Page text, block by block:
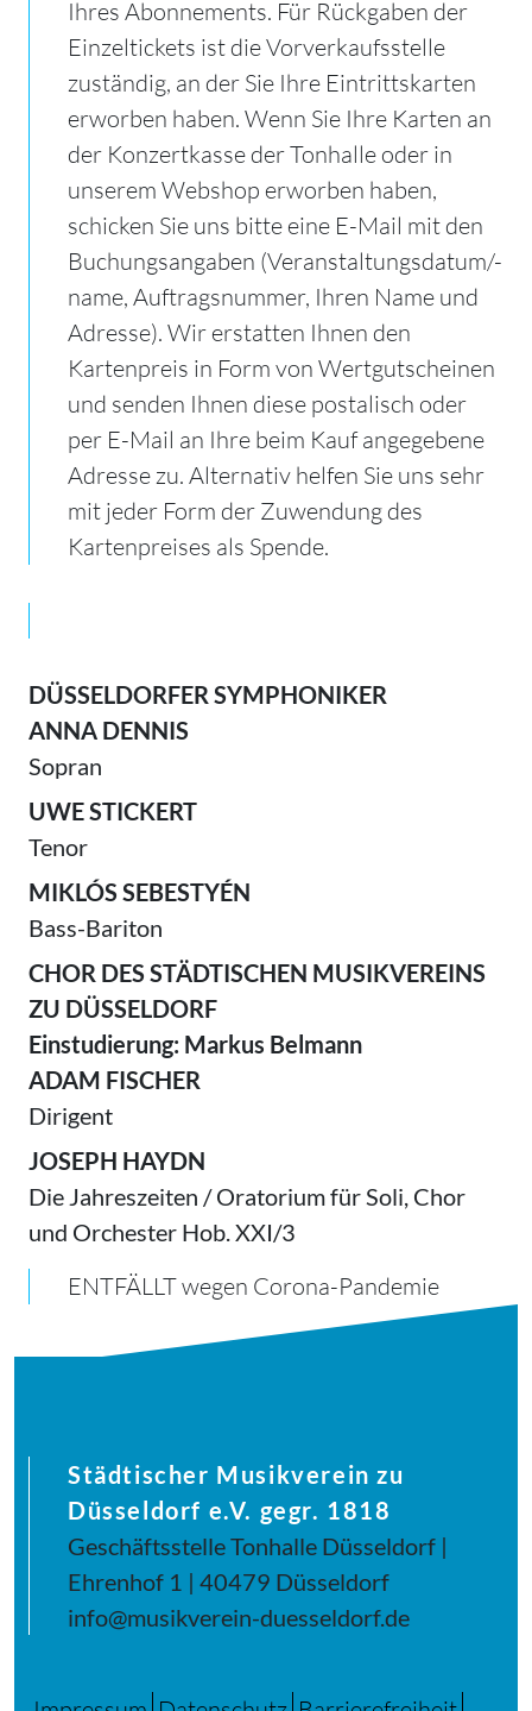
Ihres Abonnements. Für Rückgaben der
Einzeltickets ist die Vorverkaufsstelle
zuständig, an der Sie Ihre Eintrittskarten
erworben haben. Wenn Sie Ihre Karten an
der Konzertkasse der Tonhalle oder in
unserem Webshop erworben haben,
schicken Sie uns bitte eine E-Mail mit den
Buchungsangaben (Veranstaltungsdatum/-
name, Auftragsnummer, Ihren Name und
Adresse). Wir erstatten Ihnen den
Kartenpreis in Form von Wertgutscheinen
und senden Ihnen diese postalisch oder
per E-Mail an Ihre beim Kauf angegebene
Adresse zu. Alternativ helfen Sie uns sehr
mit jeder Form der Zuwendung des
Kartenpreises als Spende.
DÜSSELDORFER SYMPHONIKER
ANNA DENNIS
Sopran
UWE STICKERT
Tenor
MIKLÓS SEBESTYÉN
Bass-Bariton
CHOR DES STÄDTISCHEN MUSIKVEREINS
ZU DÜSSELDORF
Einstudierung: Markus Belmann
ADAM FISCHER
Dirigent
JOSEPH HAYDN
Die Jahreszeiten / Oratorium für Soli, Chor
und Orchester Hob. XXI/3
ENTFÄLLT wegen Corona-Pandemie
Städtischer Musikverein zu
Düsseldorf e.V. gegr. 1818
Geschäftsstelle Tonhalle Düsseldorf |
Ehrenhof 1 | 40479 Düsseldorf
info@musikverein-duesseldorf.de